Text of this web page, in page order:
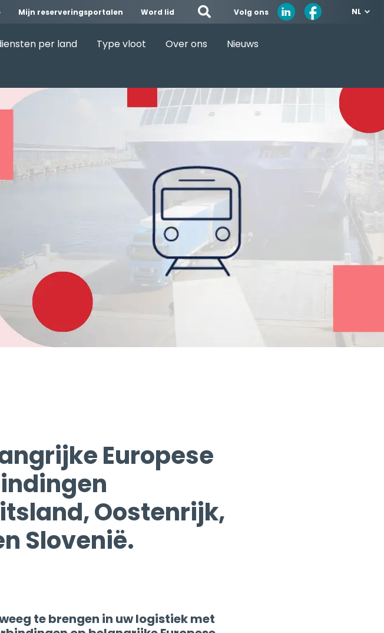
Mijn reserveringsportalen Word lid Volg ons NL
per land Type vloot Over ons
Nieuws
Oostenrijk,
Slovenië.
kostenbesparingen en